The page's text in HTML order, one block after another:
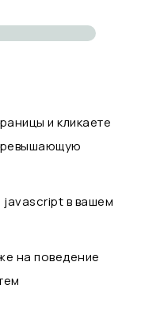
и кликаете
в вашем
на поведение